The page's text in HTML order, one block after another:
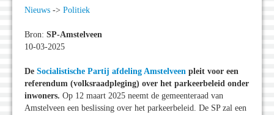
Nieuws -> Politiek
Bron: SP-Amstelveen
10-03-2025
De Socialistische Partij afdeling Amstelveen pleit voor een
referendum (volksraadpleging) over het parkeerbeleid onder
inwoners. Op 12 maart 2025 neemt de gemeenteraad van
Amstelveen een beslissing over het parkeerbeleid. De SP zal een